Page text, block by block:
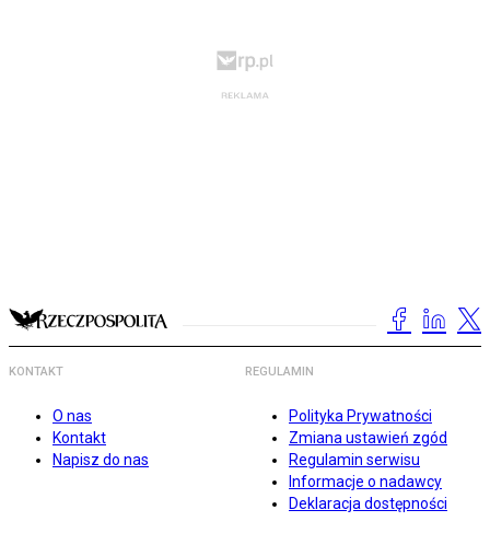
KONTAKT
O nas
Kontakt
Napisz do nas
REGULAMIN
Polityka Prywatności
Zmiana ustawień zgód
Regulamin serwisu
Informacje o nadawcy
Deklaracja dostępności